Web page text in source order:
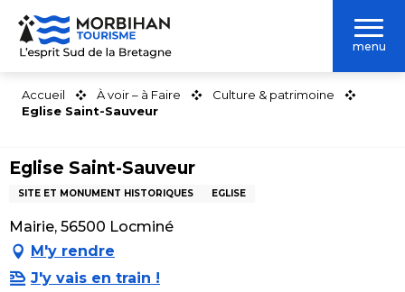
Aller
contenu
menu
Accueil À voir – à Faire
Culture & patrimoine
Eglise Saint-Sauveur
Eglise Saint-Sauveur
SITE ET MONUMENT HISTORIQUES EGLISE
Mairie, 56500 Locminé
M'y rendre
J'y vais en train !